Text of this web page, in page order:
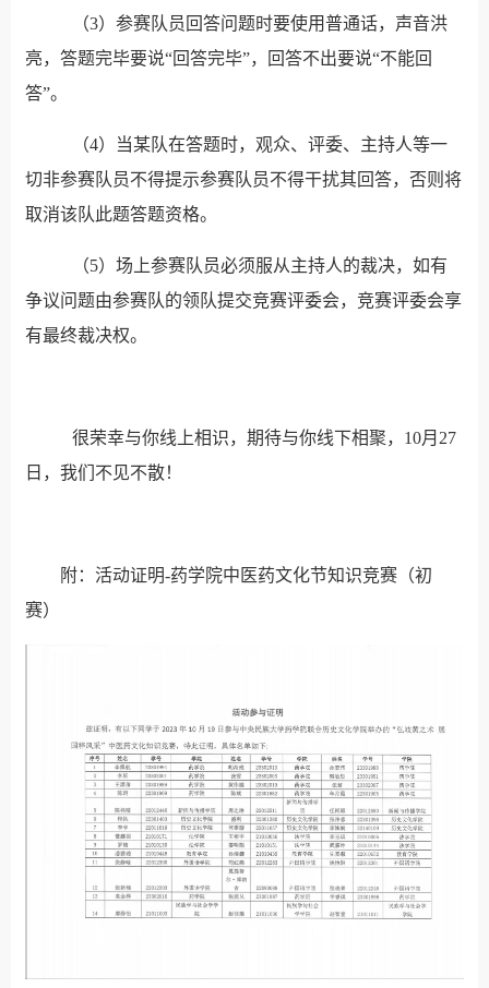
（3）参赛队员回答问题时要使用普通话，声音洪
亮，答题完毕要说“回答完毕”，回答不出要说“不能回
答”。
（4）当某队在答题时，观众、评委、主持人等一
切非参赛队员不得提示参赛队员不得干扰其回答，否则将
取消该队此题答题资格。
（5）场上参赛队员必须服从主持人的裁决，如有
争议问题由参赛队的领队提交竞赛评委会，竞赛评委会享
有最终裁决权。
很荣幸与你线上相识，期待与你线下相聚，10月27
日，我们不见不散！
附：活动证明-药学院中医药文化节知识竞赛（初
赛）